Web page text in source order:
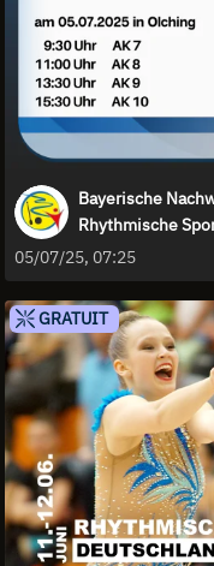
Bayerische
Rhythmische
05/07/25, 07:25
GRATUIT